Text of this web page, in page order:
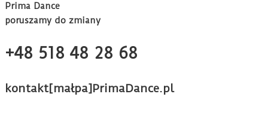
Prima Dance
poruszamy do zmiany
+48 518 48 28 68
kontakt[małpa]PrimaDance.pl